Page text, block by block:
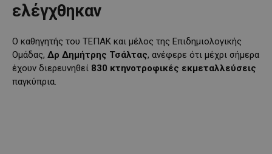
ελέγχθηκαν
Ο καθηγητής του ΤΕΠΑΚ και μέλος της Επιδημιολογικής
Ομάδας, Δρ Δημήτρης Τσάλτας, ανέφερε ότι μέχρι σήμερα
έχουν διερευνηθεί 830 κτηνοτροφικές εκμεταλλεύσεις
παγκύπρια.